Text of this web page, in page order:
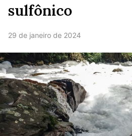
sulfônico
29 de janeiro de 2024